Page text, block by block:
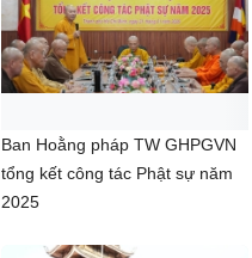
Ban Hoằng pháp TW GHPGVN
tổng kết công tác Phật sự năm
2025